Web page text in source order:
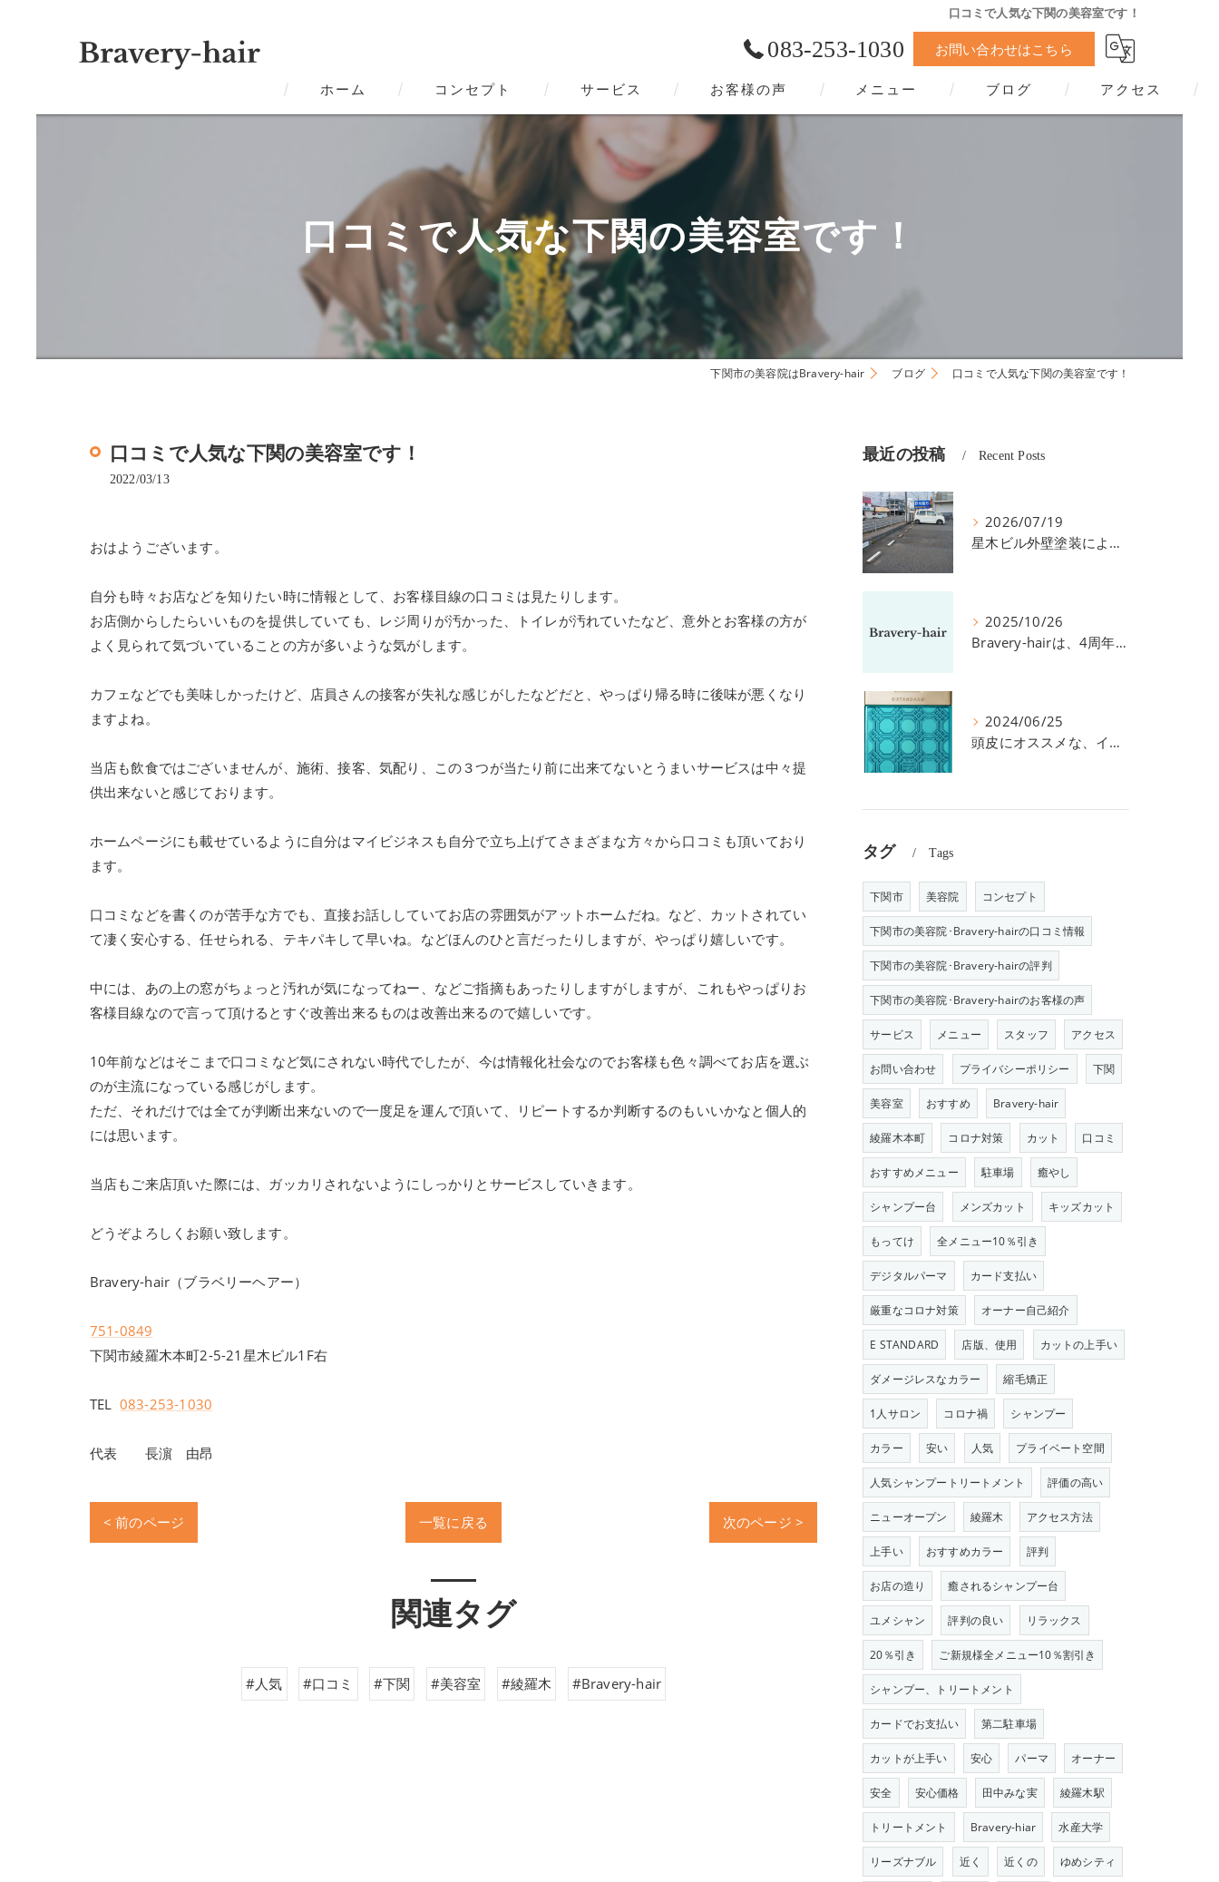
口コミで人気な下関の美容室です！
083-253-1030 お問い合わせはこちら
ホーム コンセプト
下関市の美容院･Bravery-hairの口コミ情報
下関市の美容院･Bravery-hairの評判
下関市の美容院･Bravery-hairのお客様の声
サービス お客様の声 メニュー ブログ アクセス
口コミで人気な下関の美容室です！
下関市の美容院はBravery-hair ブログ 口コミで人気な下関の美容室です！
口コミで人気な下関の美容室です！
2022/03/13
おはようございます。
自分も時々お店などを知りたい時に情報として、お客様目線の口コミは見たりします。
お店側からしたらいいものを提供していても、レジ周りが汚かった、トイレが汚れていたなど、意外とお客様の方が
よく見られて気づいていることの方が多いような気がします。
カフェなどでも美味しかったけど、店員さんの接客が失礼な感じがしたなどだと、やっぱり帰る時に後味が悪くなり
ますよね。
当店も飲食ではございませんが、施術、接客、気配り、この３つが当たり前に出来てないとうまいサービスは中々提
供出来ないと感じております。
ホームページにも載せているように自分はマイビジネスも自分で立ち上げてさまざまな方々から口コミも頂いており
ます。
口コミなどを書くのが苦手な方でも、直接お話ししていてお店の雰囲気がアットホームだね。など、カットされてい
て凄く安心する、任せられる、テキパキして早いね。などほんのひと言だったりしますが、やっぱり嬉しいです。
中には、あの上の窓がちょっと汚れが気になってねー、などご指摘もあったりしますがしますが、これもやっぱりお
客様目線なので言って頂けるとすぐ改善出来るものは改善出来るので嬉しいです。
10年前などはそこまで口コミなど気にされない時代でしたが、今は情報化社会なのでお客様も色々調べてお店を選ぶ
のが主流になっている感じがします。
ただ、それだけでは全てが判断出来ないので一度足を運んで頂いて、リピートするか判断するのもいいかなと個人的
には思います。
当店もご来店頂いた際には、ガッカリされないようにしっかりとサービスしていきます。
どうぞよろしくお願い致します。
Bravery-hair（ブラベリーヘアー）
751-0849
下関市綾羅木本町2-5-21星木ビル1F右
TEL 083-253-1030
代表 長濵 由昂
< 前のページ 一覧に戻る 次のページ >
関連タグ
#人気 #口コミ #下関 #美容室 #綾羅木 #Bravery-hair
最近の投稿 Recent Posts
2026/07/19
星木ビル外壁塗装による、駐車場の件につきまして。
2025/10/26
Bravery-hairは、4周年を迎えました！
2024/06/25
頭皮にオススメな、イイスタンダードのスカルプ系シャンプー＆トリートメントです！
タグ Tags
下関市 美容院 コンセプト
下関市の美容院･Bravery-hairの口コミ情報
下関市の美容院･Bravery-hairの評判
下関市の美容院･Bravery-hairのお客様の声
サービス メニュー スタッフ アクセス
お問い合わせ プライバシーポリシー 下関
美容室 おすすめ Bravery-hair
綾羅木本町 コロナ対策 カット 口コミ
おすすめメニュー 駐車場 癒やし
シャンプー台 メンズカット キッズカット
もってけ 全メニュー10％引き
デジタルパーマ カード支払い
厳重なコロナ対策 オーナー自己紹介
E STANDARD 店版、使用 カットの上手い
ダメージレスなカラー 縮毛矯正
1人サロン コロナ禍 シャンプー
カラー 安い 人気 プライベート空間
人気シャンプートリートメント 評価の高い
ニューオープン 綾羅木 アクセス方法
上手い おすすめカラー 評判
お店の造り 癒されるシャンプー台
ユメシャン 評判の良い リラックス
20％引き ご新規様全メニュー10％割引き
シャンプー、トリートメント
カードでお支払い 第二駐車場
カットが上手い 安心 パーマ オーナー
安全 安心価格 田中みな実 綾羅木駅
トリートメント Bravery-hiar 水産大学
リーズナブル 近く 近くの ゆめシティ